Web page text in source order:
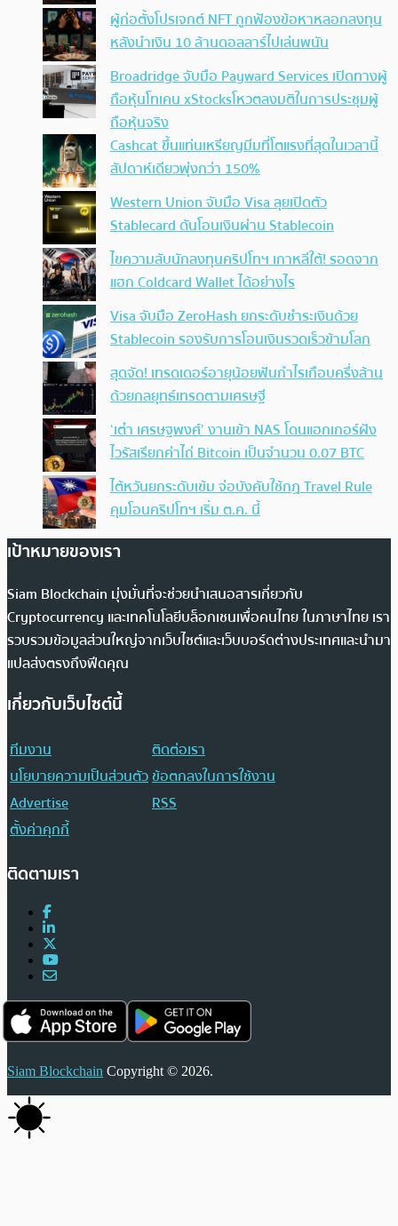
ผู้ก่อตั้งโปรเจกต์ NFT ถูกฟ้องข้อหาหลอกลงทุน
หลังนำเงิน 10 ล้านดอลลาร์ไปเล่นพนัน
Broadridge จับมือ Payward Services เปิดทางผู้
ถือหุ้นโทเคน xStocksโหวตลงมติในการประชุมผู้
ถือหุ้นจริง
Cashcat ขึ้นแท่นเหรียญมีมที่โตแรงที่สุดในเวลานี้
สัปดาห์เดียวพุ่งกว่า 150%
Western Union จับมือ Visa ลุยเปิดตัว
Stablecard ดันโอนเงินผ่าน Stablecoin
ไขความลับนักลงทุนคริปโทฯ เกาหลีใต้! รอดจาก
แฮก Coldcard Wallet ได้อย่างไร
Visa จับมือ ZeroHash ยกระดับชำระเงินด้วย
Stablecoin รองรับการโอนเงินรวดเร็วข้ามโลก
สุดจัด! เทรดเดอร์อายุน้อยฟันกำไรเกือบครึ่งล้าน
ด้วยกลยุทธ์เทรดตามเศรษฐี
‘เต๋า เศรษฐพงศ์’ งานเข้า NAS โดนแฮกเกอร์ฝัง
ไวรัสเรียกค่าไถ่ Bitcoin เป็นจำนวน 0.07 BTC
ไต้หวันยกระดับเข้ม จ่อบังคับใช้กฏ Travel Rule
คุมโอนคริปโทฯ เริ่ม ต.ค. นี้
เป้าหมายของเรา
Siam Blockchain มุ่งมั่นที่จะช่วยนำเสนอสารเกี่ยวกับ
Cryptocurrency และเทคโนโลยีบล็อกเชนเพื่อคนไทย ในภาษาไทย เรา
รวบรวมข้อมูลส่วนใหญ่จากเว็บไซต์และเว็บบอร์ดต่างประเทศและนำมา
แปลส่งตรงถึงฟีดคุณ
เกี่ยวกับเว็บไซต์นี้
ทีมงาน
ติดต่อเรา
นโยบายความเป็นส่วนตัวข้อตกลงในการใช้งาน
Advertise
RSS
ตั้งค่าคุกกี้
ติดตามเรา
Siam Blockchain Copyright © 2026.